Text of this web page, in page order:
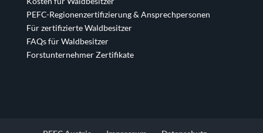
PEFC-Regionenzertifizierung & Ansprechpersonen
Für zertifizierte Waldbesitzer
FAQs für Waldbesitzer
Forstunternehmer Zertifikate